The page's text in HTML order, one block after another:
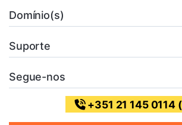
Domínio(s)
Suporte
Segue-nos
+351 21 145 0114